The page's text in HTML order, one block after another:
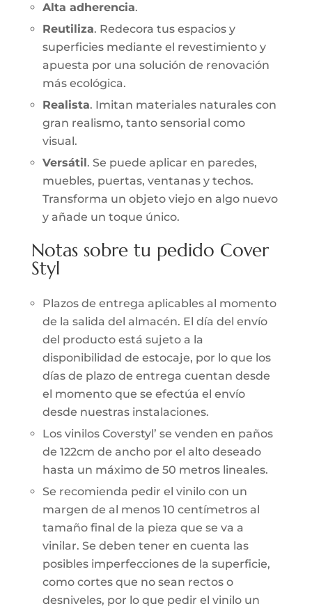
Alta adherencia.
Reutiliza. Redecora tus espacios y
superficies mediante el revestimiento y
apuesta por una solución de renovación
más ecológica.
Realista. Imitan materiales naturales con
gran realismo, tanto sensorial como
visual.
Versátil . Se puede aplicar en paredes,
muebles, puertas, ventanas y techos.
Transforma un objeto viejo en algo nuevo
y añade un toque único.
Notas sobre tu pedido Cover
Styl
Plazos de entrega aplicables al momento
de la salida del almacén. El día del envío
del producto está sujeto a la
disponibilidad de estocaje, por lo que los
días de plazo de entrega cuentan desde
el momento que se efectúa el envío
desde nuestras instalaciones.
Los vinilos Coverstyl’ se venden en paños
de 122cm de ancho por el alto deseado
hasta un máximo de 50 metros lineales.
Se recomienda pedir el vinilo con un
margen de al menos 10 centímetros al
tamaño final de la pieza que se va a
vinilar. Se deben tener en cuenta las
posibles imperfecciones de la superficie,
como cortes que no sean rectos o
desniveles, por lo que pedir el vinilo un